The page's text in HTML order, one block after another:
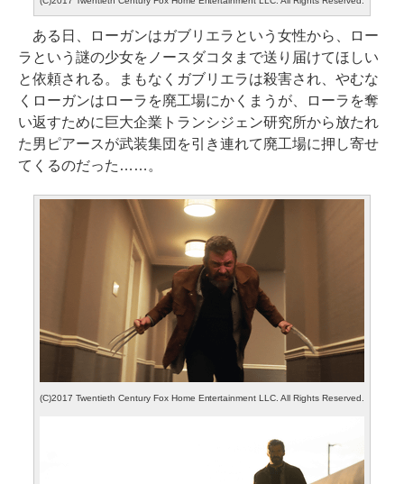
ある日、ローガンはガブリエラという女性から、ロー
ラという謎の少女をノースダコタまで送り届けてほしい
と依頼される。まもなくガブリエラは殺害され、やむな
くローガンはローラを廃工場にかくまうが、ローラを奪
い返すために巨大企業トランシジェン研究所から放たれ
た男ピアースが武装集団を引き連れて廃工場に押し寄せ
てくるのだった……。
(C)2017 Twentieth Century Fox Home Entertainment LLC. All Rights Reserved.